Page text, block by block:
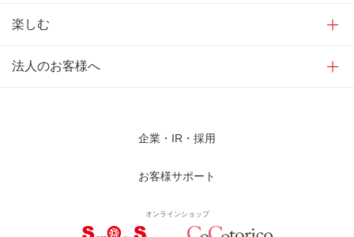
楽しむ
法人のお客様へ
企業・IR・採用
お客様サポート
オンラインショップ